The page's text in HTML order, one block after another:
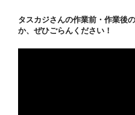
タスカジさんの作業前・作業後
か、ぜひごらんください！